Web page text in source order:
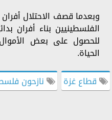
وبعدما قصف الاحتلال أفران
الفلسطينيين بناء أفران
للحصول على بعض
الحياة.
قطاع غزة
نازحون